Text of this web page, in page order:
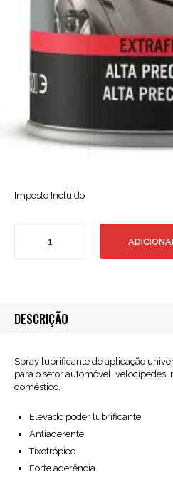
Imposto Incluído
DESCRIÇÃO
Spray lubrificante de aplicação
para o setor automóvel,
doméstico.
Elevado poder lubrificante
Antiaderente
Tixotrópico
Forte aderência